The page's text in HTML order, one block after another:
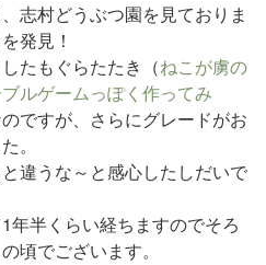
志村どうぶつ園を見ておりま
発見！
たもぐらたたき（ねこが虜の
ルゲームっぽく作ってみ
ですが、さらにグレードがお
。
違うな～と感心したしだいで
年半くらい経ちますのでそろ
頃でございます。